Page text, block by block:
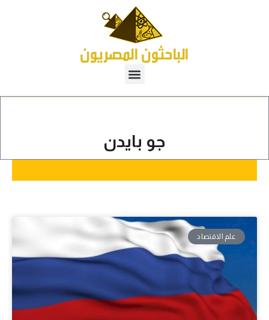
جو بايدن
علم الاقتصاد